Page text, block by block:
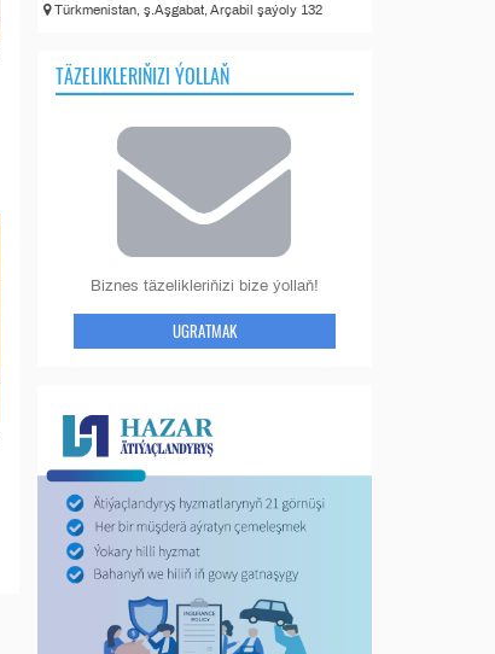
Türkmenistan, ş.Aşgabat, Arçabil şaýoly 132
TÄZELIKLERIŇIZI ÝOLLAŇ
Biznes täzelikleriňizi bize ýollaň!
UGRATMAK